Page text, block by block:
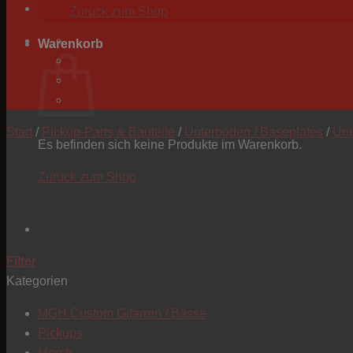
Zurück zum Shop
Warenkorb
Es befinden sich keine Produkte im Warenkorb.
Zurück zum Shop
Start / Pickup-Parts & Bauteile / Unterböden / Baseplates /
Filter
Kategorien
MGH Custom Gitarren / Bässe
Pickups